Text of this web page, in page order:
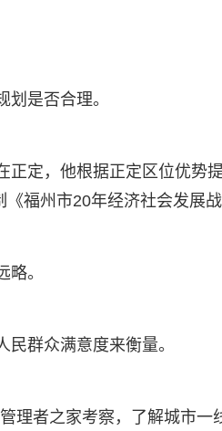
是否合理。
定，他根据正定区位优势
福州市20年经济社会发展战
。
群众满意度来衡量。
理者之家考察，了解城市